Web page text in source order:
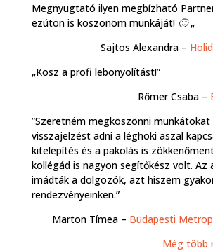
Megnyugtató ilyen megbízható
ezúton is köszönöm munkáját! 🙂 „
Sajtos Alexandra –
„Kösz a profi lebonyolítást!”
Rőmer Csaba –
”Szeretném megköszönni munkátokat
visszajelzést adni a léghoki aszal
kitelepítés és a pakolás is
kollégád is nagyon segítőkész volt. Az
imádták a dolgozók, azt hiszem
rendezvényeinken.”
Marton Tímea – Budapesti
Még több